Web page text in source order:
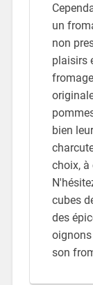
un
non
plaisirs
bien
choix, à
cubes
des
son